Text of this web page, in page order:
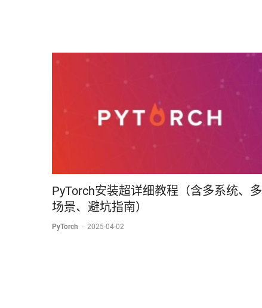
PyTorch安装超详细教程（含多系统、多
场景、避坑指南）
PyTorch - 2025-04-02